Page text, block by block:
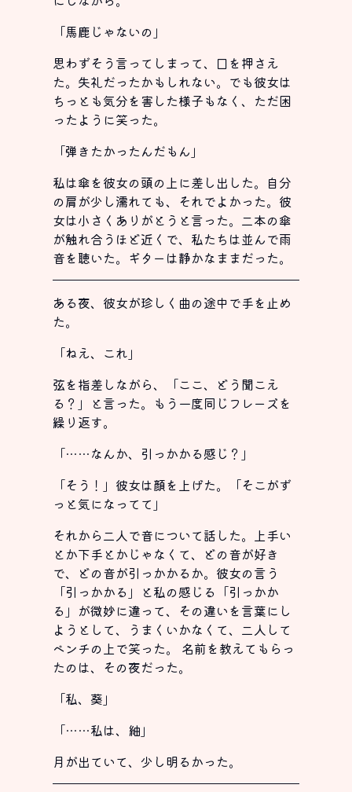
「馬鹿じゃないの」
思わずそう言ってしまって、口を押さえ
た。失礼だったかもしれない。でも彼女は
ちっとも気分を害した様子もなく、ただ困
ったように笑った。
「弾きたかったんだもん」
私は傘を彼女の頭の上に差し出した。自分
の肩が少し濡れても、それでよかった。彼
女は小さくありがとうと言った。二本の傘
が触れ合うほど近くで、私たちは並んで雨
音を聴いた。ギターは静かなままだった。
ある夜、彼女が珍しく曲の途中で手を止め
た。
「ねえ、これ」
弦を指差しながら、「ここ、どう聞こえ
る？」と言った。もう一度同じフレーズを
繰り返す。
「……なんか、引っかかる感じ？」
「そう！」彼女は顔を上げた。「そこがず
っと気になってて」
それから二人で音について話した。上手い
とか下手とかじゃなくて、どの音が好き
で、どの音が引っかかるか。彼女の言う
「引っかかる」と私の感じる「引っかか
る」が微妙に違って、その違いを言葉にし
ようとして、うまくいかなくて、二人して
ベンチの上で笑った。 名前を教えてもらっ
たのは、その夜だった。
「私、葵」
「……私は、紬」
月が出ていて、少し明るかった。